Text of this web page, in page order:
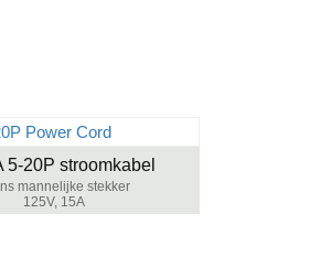
5-20P stroomkabel
mannelijke stekker
125V, 15A